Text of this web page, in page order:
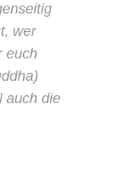
wer
euch
auch die